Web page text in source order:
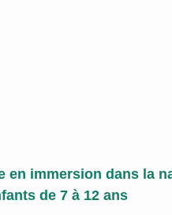
en immersion dans la
de 7 à 12 ans